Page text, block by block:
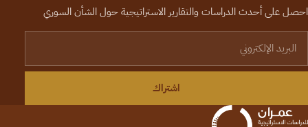
احصل على أحدث الدراسات والتقارير الاستراتيجية حول الشأن السوري
اشتراك